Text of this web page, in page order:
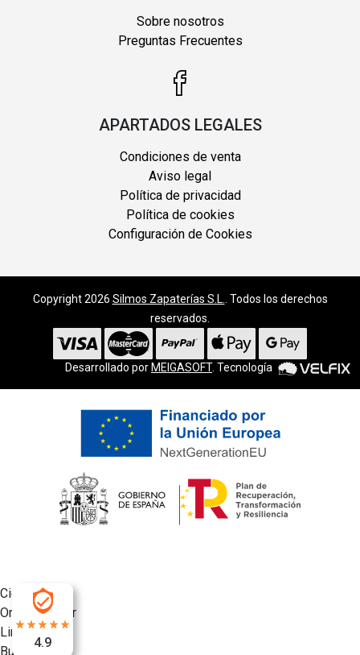
Sobre nosotros
Preguntas Frecuentes
APARTADOS LEGALES
Condiciones de venta
Aviso legal
Política de privacidad
Política de cookies
Configuración de Cookies
Copyright 2026 Silmos Zapaterías S.L.
. Todos los derechos
reservados.
Desarrollado por MEIGASOFT. Tecnología
4.9
Cierra
Ordenado por
Limpiar
Buscar